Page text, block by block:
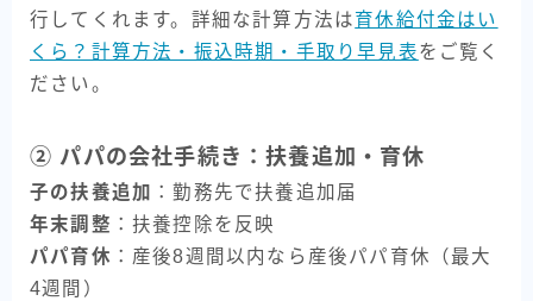
行してくれます。詳細な計算方法は育休給付金はい
くら？計算方法・振込時期・手取り早見表をご覧く
ださい。
② パパの会社手続き：扶養追加・育休
子の扶養追加 ：勤務先で扶養追加届
年末調整 ：扶養控除を反映
パパ育休 ：産後8週間以内なら産後パパ育休（最大
4週間）